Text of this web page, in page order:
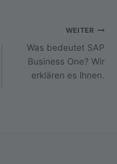
WEITER
Was bedeutet SAP
Business One? Wir
erklären es Ihnen.